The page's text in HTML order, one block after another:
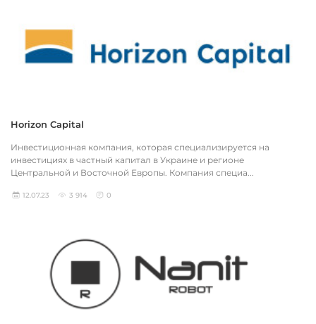
Horizon Capital
Инвестиционная компания, которая специализируется на
инвестициях в частный капитал в Украине и регионе
Центральной и Восточной Европы. Компания специа...
12.07.23 3 914 0